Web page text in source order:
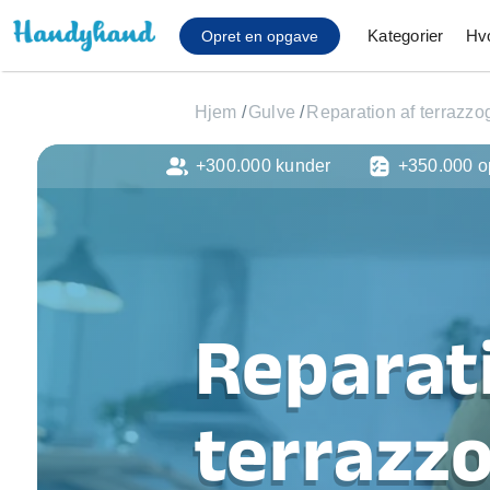
Opret en opgave Kategorier
Affaldsfjernelse
Gulvlaminering
Hårde hvidevare
Hjælp til mobil, pc, tv
Installation af ildsted
Møbelsamling og
Ophængning af
Hjem /Gulve / Reparation af
+300.000 kunder +350.000